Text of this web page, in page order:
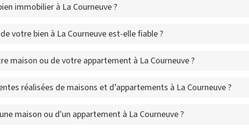
immobilier à La Courneuve ?
votre bien à La Courneuve est-elle fiable ?
maison ou de votre appartement à La Courneuve ?
réalisées de maisons et d’appartements à La Courneuve ?
maison ou d'un appartement à La Courneuve ?